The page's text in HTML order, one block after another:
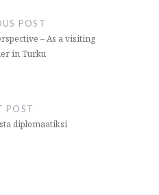
POST
– As a visiting
in Turku
POST
diplomaatiksi